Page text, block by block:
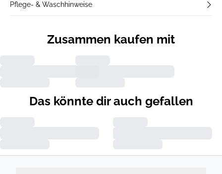
Pflege- & Waschhinweise
Zusammen kaufen mit
Das könnte dir auch gefallen